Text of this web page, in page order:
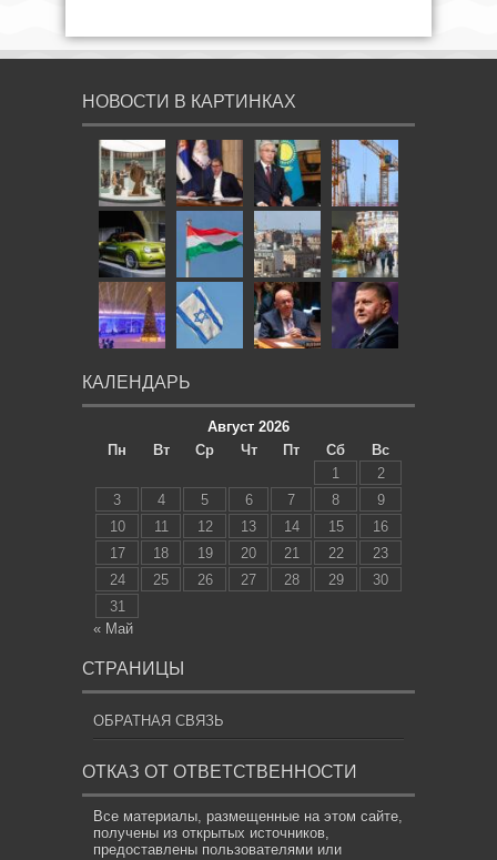
НОВОСТИ В КАРТИНКАХ
КАЛЕНДАРЬ
Август 2026
Пн
Вт Ср Чт Пт Сб
Вс
1
2
3
4 5 6 7 8
9
10
11 12 13 14 15
16
17
18 19 20 21 22
23
24
25 26 27 28 29
30
31
« Май
СТРАНИЦЫ
ОБРАТНАЯ СВЯЗЬ
ОТКАЗ ОТ ОТВЕТСТВЕННОСТИ
Все материалы, размещенные на этом сайте,
получены из открытых источников,
предоставлены пользователями или